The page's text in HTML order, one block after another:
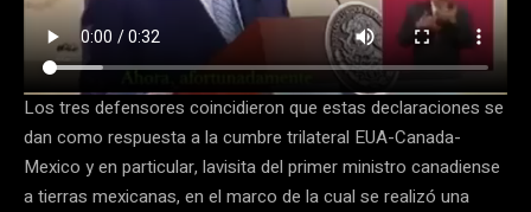
Los tres defensores coincidieron que estas declaraciones se
dan como respuesta a la cumbre trilateral EUA-Canada-
Mexico y en particular, lavisita del primer ministro canadiense
a tierras mexicanas, en el marco de la cual se realizó una